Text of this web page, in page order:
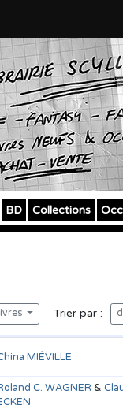
BD Collections
Trier par :
MIÉVILLE
C. WAGNER&